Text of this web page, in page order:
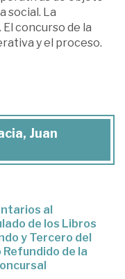
social. La
concurso de la
y el proceso.
Juan
al
de los Libros
y Tercero del
Refundido de la